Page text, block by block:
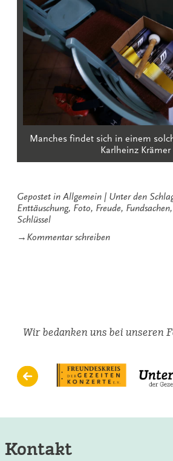
Manches findet sich in einem
Karlheinz Krämer
Gepostet in Allgemein Unter den
Enttäuschung, Foto, Freude, Fundsachen,
Schlüssel
→ Kommentar schreibenzu
Wir bedanken uns bei unseren
Kontakt